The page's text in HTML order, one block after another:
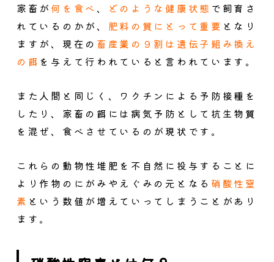
家畜が 何を食べ、 どのような健康状態 で飼育さ
れているのかが、 肥料の質にとって重要 となり
ますが、現在の 畜産業の９割は遺伝子組み換え
の餌 を与えて行われていると言われています。
また人間と同じく、ワクチンによる予防接種を
したり、家畜の餌には病気予防として抗生物質
を混ぜ、食べさせているのが現状です。
これらの動物性堆肥を不自然に投与することに
より作物のにがみやえぐみの元となる 硝酸性窒
素 という数値が増えていってしまうことがあり
ます。